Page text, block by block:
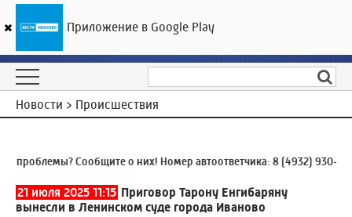
ГТРК «Ивтелерадио»
Новости > Происшествия
Сообщите о них! Номер автоответчика:8 (4932) 930-930
21 июля 2025 11:15 Приговор Тарону Енгибаряну
вынесли в Ленинском суде города Иваново
Приложение в Google Play